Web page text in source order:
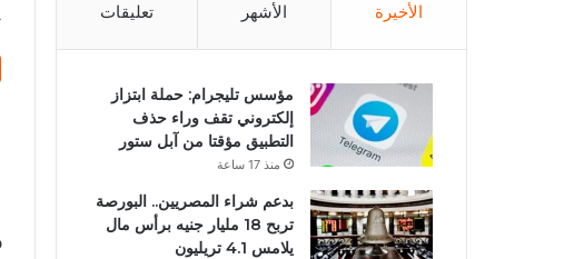
الأخيرة الأشهر تعليقات
مؤسس تليجرام: حملة ابتزاز
إلكتروني تقف وراء حذف
التطبيق مؤقتا من آبل ستور
منذ 17 ساعة
بدعم شراء المصريين.. البورصة
تربح 18 مليار جنيه برأس مال
يلامس 4.1 تريليون